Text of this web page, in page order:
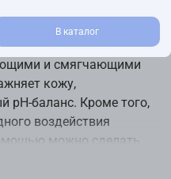
признаки старения,
Обладает
и смягчающими
кожу,
pH-баланс. Кроме того,
воздействия
можно сделать
увлажнённой и
В каталог